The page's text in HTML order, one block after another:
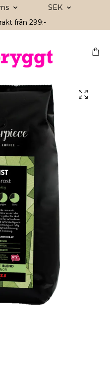
SEK
från 299:-